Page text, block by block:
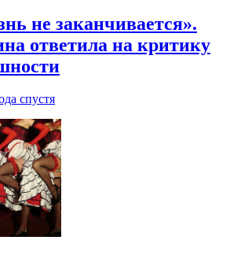
не заканчивается».
ответила на критику
спустя